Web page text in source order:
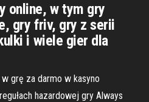
online, w tym gry
gry friv, gry z serii
i wiele gier dla
grę za darmo w kasyno
hazardowej gry Always